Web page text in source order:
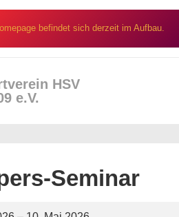
befindet sich derzeit im Aufbau.
HSV
e.V.
Seminar